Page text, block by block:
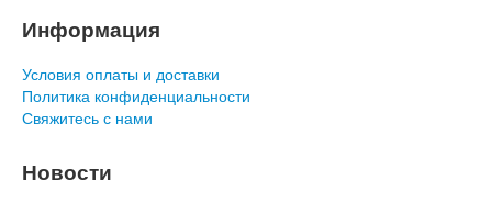
Информация
Условия оплаты и доставки
Политика конфиденциальности
Свяжитесь с нами
Новости